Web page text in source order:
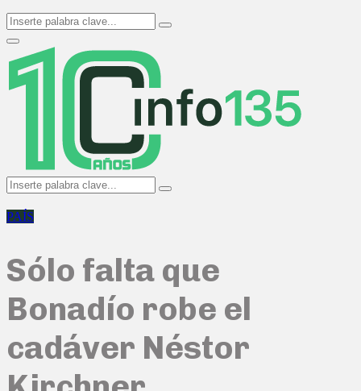
Search
for:
Search
Primary
Menu
Search
for:
Search
PAÍS
Sólo falta que
Bonadío robe el
cadáver Néstor